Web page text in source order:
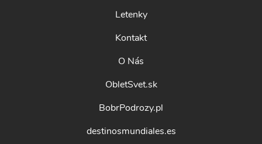
Letenky
Kontakt
O Nás
ObletSvet.sk
BobrPodrozy.pl
destinosmundiales.es